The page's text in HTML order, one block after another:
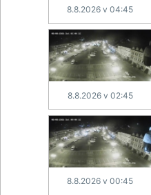
8.8.2026 v 04:45
8.8.2026 v 02:45
8.8.2026 v 00:45